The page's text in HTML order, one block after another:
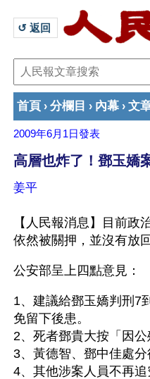
↺ 返回
首頁 › 分欄目 › 內幕 › 文
2009年6月1日發表
高層也炸了！鄧玉嬌
姜平
【人民報消息】目前政
依然被關押，並沒有放
公安部呈上四點意見：
1、建議給鄧玉嬌判刑7
免留下後患。
2、死者鄧貴大按「因公
3、黃德智、鄧中佳處分
4、其他涉案人員不再追